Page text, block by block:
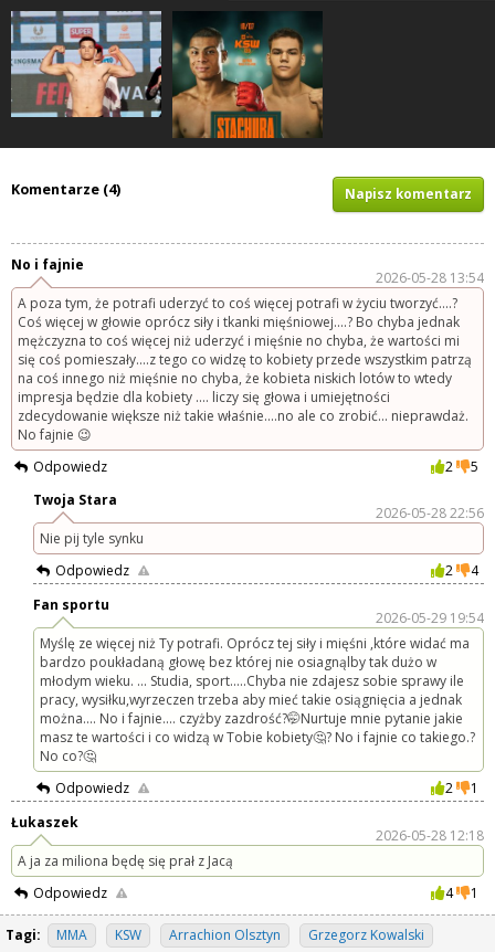
Komentarze (4) Napisz komentarz
No i fajnie
2026-05-28 13:54
A poza tym, że potrafi uderzyć to coś więcej potrafi w życiu tworzyć....?
Coś więcej w głowie oprócz siły i tkanki mięśniowej....? Bo chyba jednak
mężczyzna to coś więcej niż uderzyć i mięśnie no chyba, że wartości mi
się coś pomieszały....z tego co widzę to kobiety przede wszystkim patrzą
na coś innego niż mięśnie no chyba, że kobieta niskich lotów to wtedy
impresja będzie dla kobiety .... liczy się głowa i umiejętności
zdecydowanie większe niż takie właśnie....no ale co zrobić... nieprawdaż.
No fajnie 😉
Odpowiedz
2
5
Twoja Stara
2026-05-28 22:56
Nie pij tyle synku
Odpowiedz
2
4
Fan sportu
2026-05-29 19:54
Myślę ze więcej niż Ty potrafi. Oprócz tej siły i mięśni ,które widać ma
bardzo poukładaną głowę bez której nie osiagnąlby tak dużo w
młodym wieku. ... Studia, sport.....Chyba nie zdajesz sobie sprawy ile
pracy, wysiłku,wyrzeczen trzeba aby mieć takie osiągnięcia a jednak
można.... No i fajnie.... czyżby zazdrość?🤭Nurtuje mnie pytanie jakie
masz te wartości i co widzą w Tobie kobiety🤔? No i fajnie co takiego.?
No co?🤔
Odpowiedz
2
1
Łukaszek
2026-05-28 12:18
A ja za miliona będę się prał z Jacą
Odpowiedz
4 1
Tagi: MMA KSW Arrachion Olsztyn Grzegorz Kowalski